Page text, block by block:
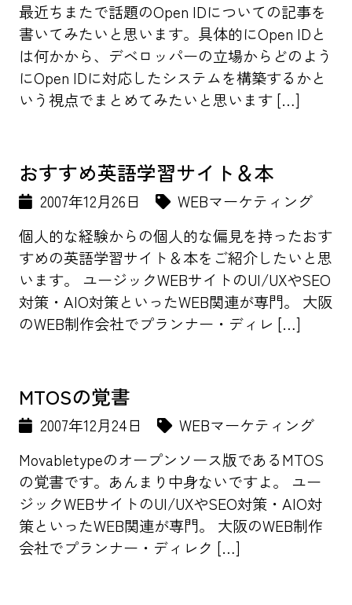
最近ちまたで話題のOpen IDについての記事を
書いてみたいと思います。具体的にOpen IDと
は何かから、デベロッパーの立場からどのよう
にOpen IDに対応したシステムを構築するかと
いう視点でまとめてみたいと思います […]
おすすめ英語学習サイト＆本
2007年12月26日
WEBマーケティング
個人的な経験からの個人的な偏見を持ったおす
すめの英語学習サイト＆本をご紹介したいと思
います。 ユージックWEBサイトのUI/UXやSEO
対策・AIO対策といったWEB関連が専門。 大阪
のWEB制作会社でプランナー・ディレ […]
MTOSの覚書
2007年12月24日
WEBマーケティング
Movabletypeのオープンソース版であるMTOS
の覚書です。あんまり中身ないですよ。 ユー
ジックWEBサイトのUI/UXやSEO対策・AIO対
策といったWEB関連が専門。 大阪のWEB制作
会社でプランナー・ディレク […]